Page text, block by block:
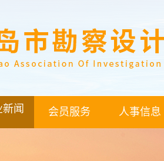
闻 会员服务 人事信息